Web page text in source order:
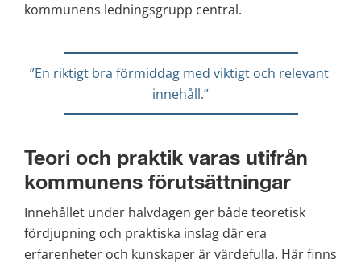
kommunens ledningsgrupp central.
”En riktigt bra förmiddag med viktigt och relevant
innehåll.”
Teori och praktik varas utifrån
kommunens förutsättningar
Innehållet under halvdagen ger både teoretisk
fördjupning och praktiska inslag där era
erfarenheter och kunskaper är värdefulla. Här finns